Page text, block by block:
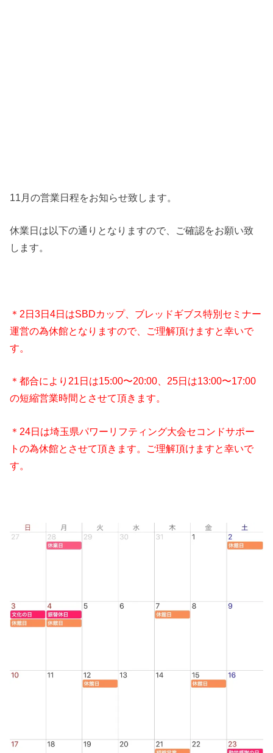
11月の営業日程をお知らせ致します。
休業日は以下の通りとなりますので、ご確認をお願い致
します。
＊2日3日4日はSBDカップ、ブレッドギブス特別セミナー
運営の為休館となりますので、ご理解頂けますと幸いで
す。
＊都合により21日は15:00〜20:00、25日は13:00〜17:00
の短縮営業時間とさせて頂きます。
＊24日は埼玉県パワーリフティング大会セコンドサポー
トの為休館とさせて頂きます。ご理解頂けますと幸いで
す。